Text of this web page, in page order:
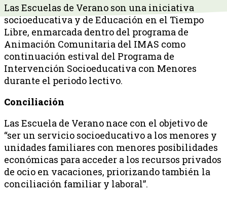
Las Escuelas de Verano son una iniciativa
socioeducativa y de Educación en el Tiempo
Libre, enmarcada dentro del programa de
Animación Comunitaria del IMAS como
continuación estival del Programa de
Intervención Socioeducativa con Menores
durante el periodo lectivo.
Conciliación
Las Escuela de Verano nace con el objetivo de
“ser un servicio socioeducativo a los menores y
unidades familiares con menores posibilidades
económicas para acceder a los recursos privados
de ocio en vacaciones, priorizando también la
conciliación familiar y laboral”.